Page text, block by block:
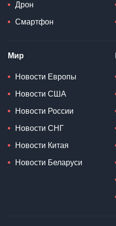
Дрон
Смартфон
Мир
Новости Европы
Новости США
Новости России
Новости СНГ
Новости Китая
Новости Беларуси